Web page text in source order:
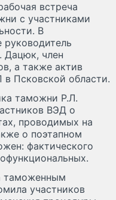
встреча
с участниками
В
руководитель
член
а также актив
Псковской области.
таможни Р.Л.
ВЭД о
проводимых на
о поэтапном
фактического
таможенным
участников